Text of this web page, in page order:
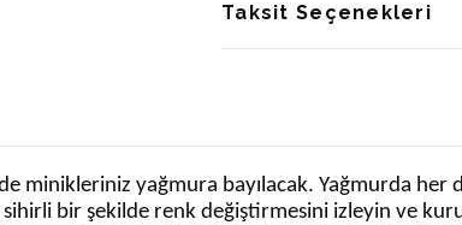
Taksit Seçenekleri
yağmura bayılacak. Yağmurda her
bir şekilde renk değiştirmesini izleyin ve